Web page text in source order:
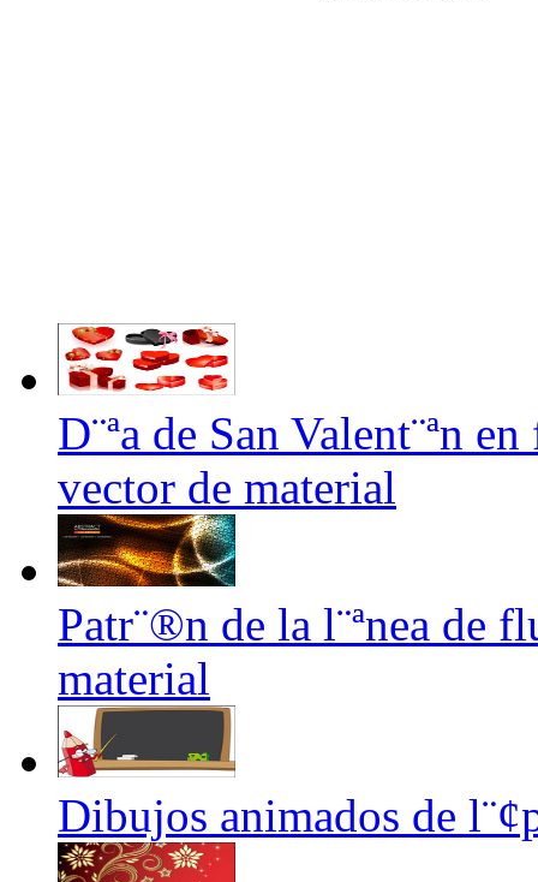
D¨ªa de San Valent¨ªn
vector de material
Patr¨®n de la l¨ªnea de
material
Dibujos animados de